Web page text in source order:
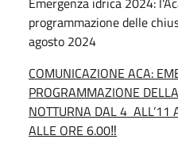
programmazione delle
agosto 2024
COMUNICAZIONE ACA:
PROGRAMMAZIONE
NOTTURNA DAL 4 ALL’11
ALLE ORE 6.00‼